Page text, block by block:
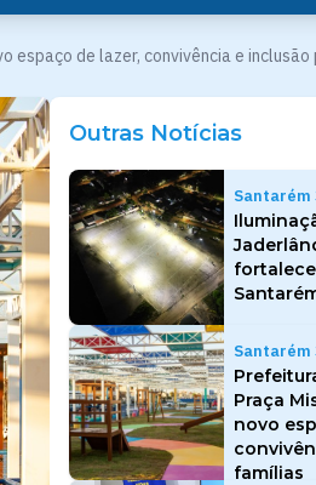
espaço de lazer, convivência e
Outras Notícias
Santarém
Santarém
Praça
novo
famílias